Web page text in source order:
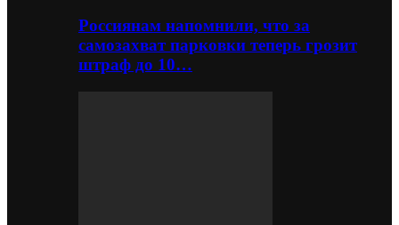
Россиянам напомнили, что за
самозахват парковки теперь грозит
штраф до 10…